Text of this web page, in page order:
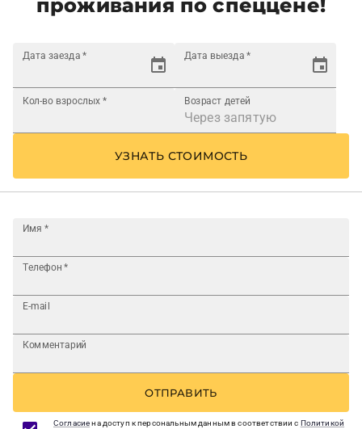
проживания по спеццене!
Дата заезда * Дата выезда *
Кол-во взрослых * Возраст детей
УЗНАТЬ СТОИМОСТЬ
Имя *
Телефон *
E-mail
Комментарий
ОТПРАВИТЬ
Согласиена доступ к персональным данным в соответствии с Политикой